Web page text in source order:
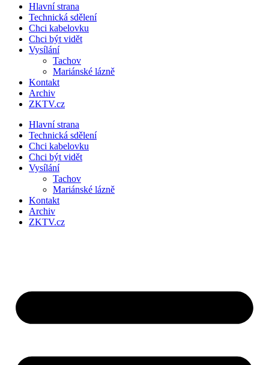
Hlavní strana
Technická sdělení
Chci kabelovku
Chci být vidět
Vysílání
Tachov
Mariánské lázně
Kontakt
Archiv
ZKTV.cz
Hlavní strana
Technická sdělení
Chci kabelovku
Chci být vidět
Vysílání
Tachov
Mariánské lázně
Kontakt
Archiv
ZKTV.cz